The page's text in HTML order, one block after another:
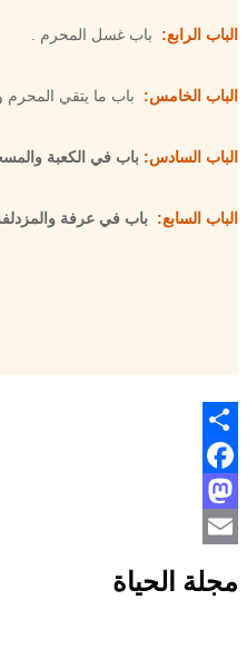
الباب الرابع: باب غسل المحرم
الباب الخامس: باب ما يتقي المحرم
الباب السادس: باب في الكعبة
الباب السابع: باب في عرفة
Share
Facebook
Mastodon
مجلة الحياة